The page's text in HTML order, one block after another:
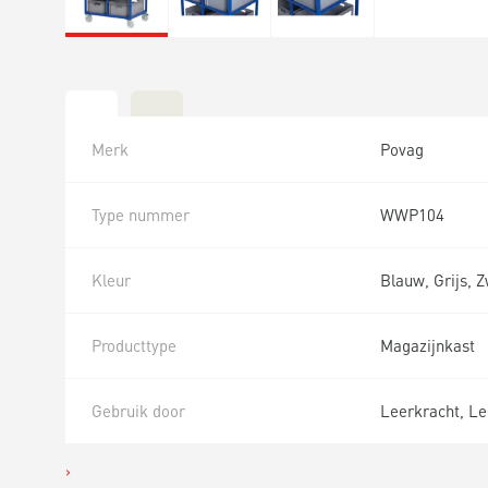
Merk Povag
Type nummer WWP104
Kleur Blauw, Grijs,
Producttype Magazijnkast
Gebruik door Leerkracht,